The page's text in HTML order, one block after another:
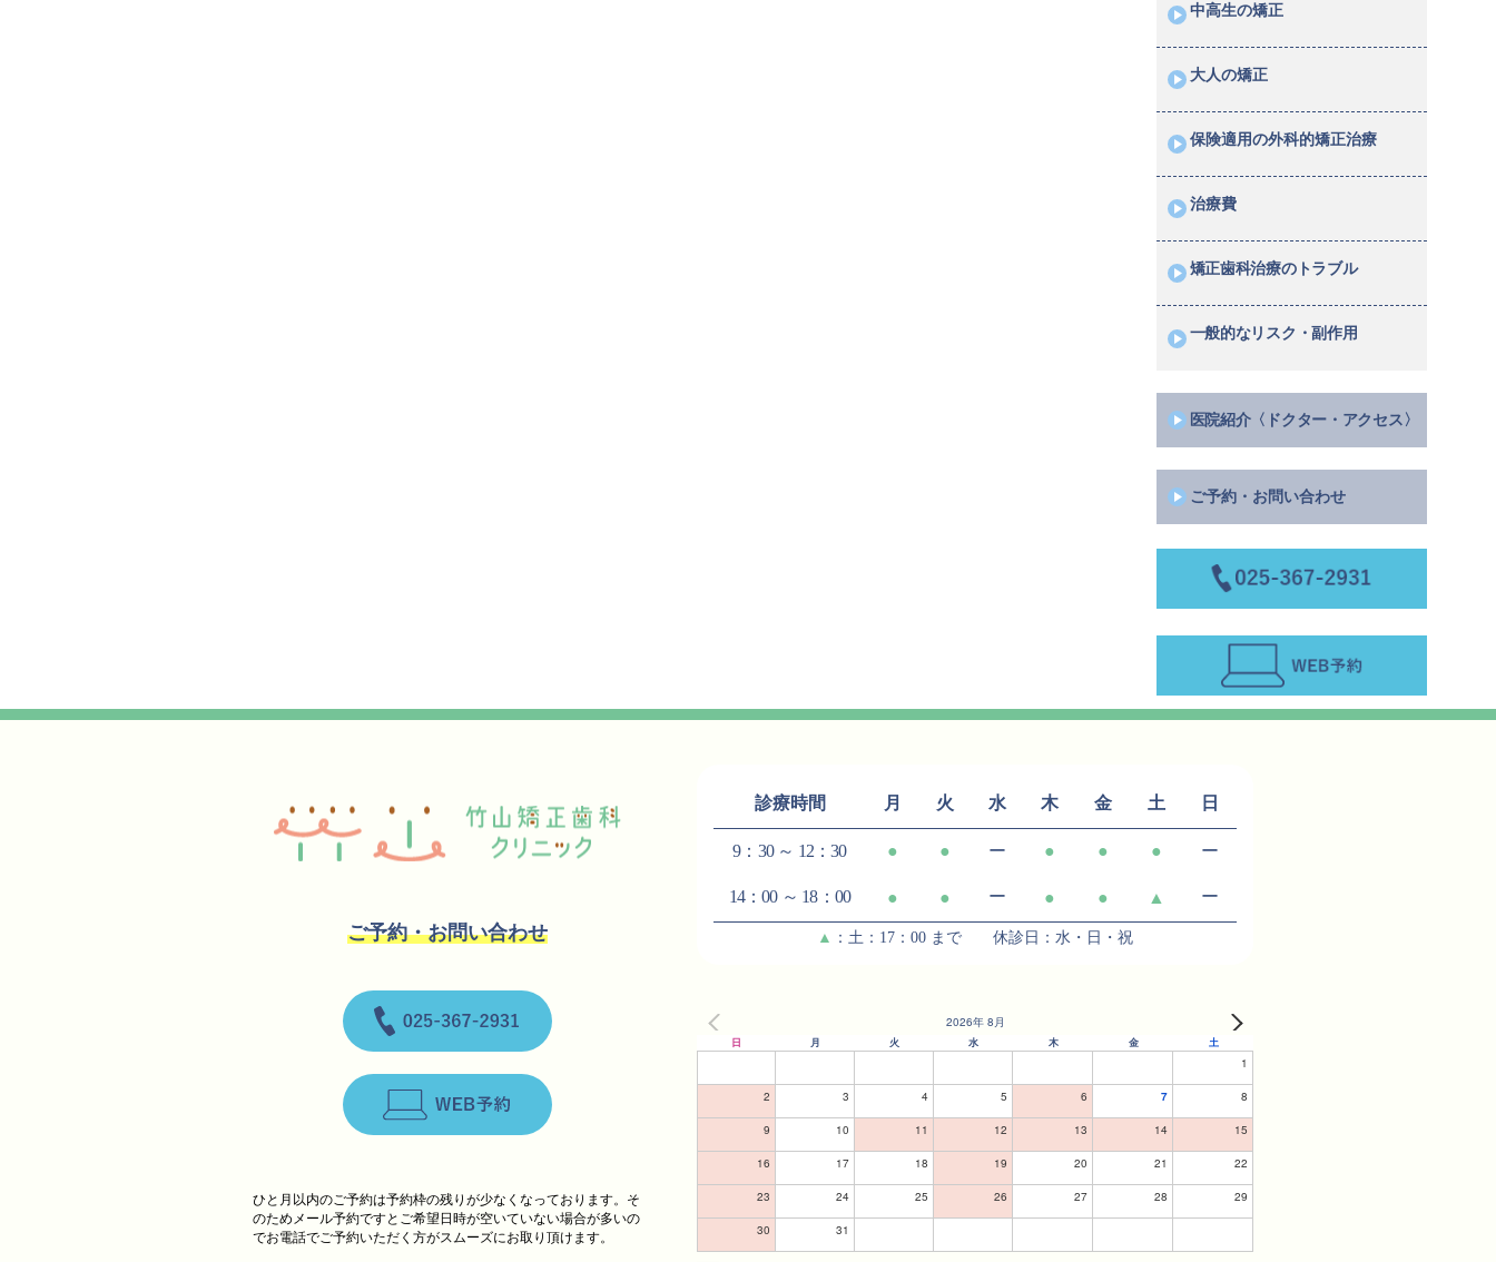
中高生の矯正
大人の矯正
保険適用の外科的矯正治療
治療費
矯正歯科治療のトラブル
一般的なリスク・副作用
医院紹介〈ドクター・アクセス〉
ご予約・お問い合わせ
ご予約・お問い合わせ
ひと月以内のご予約は予約枠の残りが少なくなっております。そ
のためメール予約ですとご希望日時が空いていない場合が多いの
でお電話でご予約いただく方がスムーズにお取り頂けます。
診療時間 月 火 水 木 金 土 日
9：30 ～ 12：30 ● ● ー ● ● ● ー
14：00 ～ 18：00 ● ● ー ● ● ▲ ー
▲ ：土：17：00 まで 休診日：水・日・祝
2026年 8月
日 月 火 水 木 金 土
1
2 3 4 5 6 7 8
9 10 11 12 13 14 15
16 17 18 19 20 21 22
23 24 25 26 27 28 29
30 31